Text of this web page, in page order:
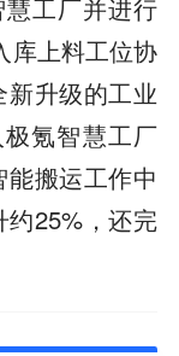
慧工厂并进行
库上料工位协
升级的工业
氪智慧工厂
搬运工作中
25%，还完